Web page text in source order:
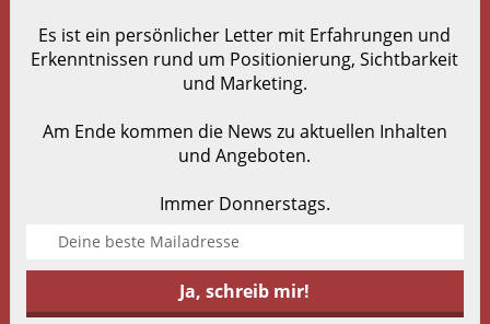
Es ist ein persönlicher Letter mit Erfahrungen und
Erkenntnissen rund um Positionierung, Sichtbarkeit
und Marketing.
Am Ende kommen die News zu aktuellen Inhalten
und Angeboten.
Immer Donnerstags.